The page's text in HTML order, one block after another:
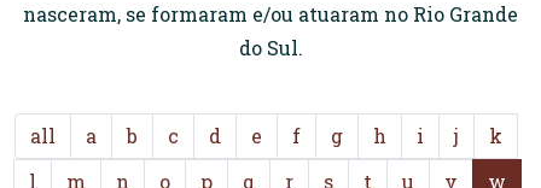
nasceram, se formaram e/ou atuaram no Rio Grande
do Sul.
all a b c d e f g h i j
k
l
m n o p q r s t u v
w